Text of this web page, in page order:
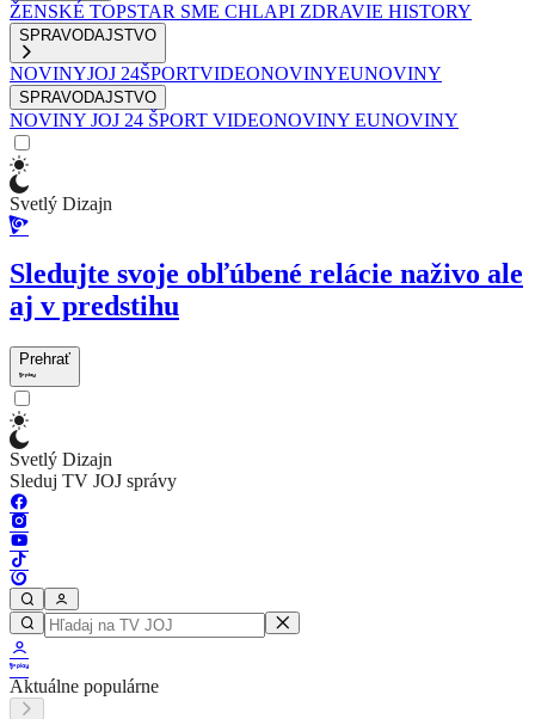
ŽENSKÉ TOPSTAR SME CHLAPI ZDRAVIE HISTORY
SPRAVODAJSTVO
NOVINYJOJ 24ŠPORTVIDEONOVINYEUNOVINY
SPRAVODAJSTVO
NOVINY JOJ 24 ŠPORT VIDEONOVINY EUNOVINY
Svetlý Dizajn
Sledujte svoje obľúbené relácie naživo ale
aj v predstihu
Prehrať
Svetlý Dizajn
Sleduj TV JOJ správy
Aktuálne populárne